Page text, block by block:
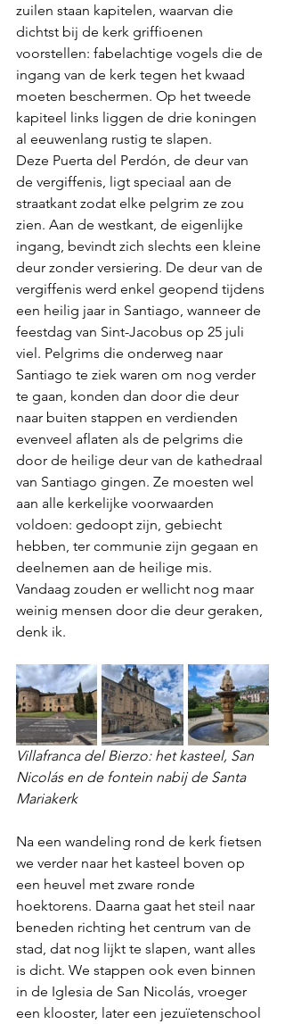
zuilen staan kapitelen, waarvan die
dichtst bij de kerk griffioenen
voorstellen: fabelachtige vogels die de
ingang van de kerk tegen het kwaad
moeten beschermen. Op het tweede
kapiteel links liggen de drie koningen
al eeuwenlang rustig te slapen.
Deze Puerta del Perdón, de deur van
de vergiffenis, ligt speciaal aan de
straatkant zodat elke pelgrim ze zou
zien. Aan de westkant, de eigenlijke
ingang, bevindt zich slechts een kleine
deur zonder versiering. De deur van de
vergiffenis werd enkel geopend tijdens
een heilig jaar in Santiago, wanneer de
feestdag van Sint-Jacobus op 25 juli
viel. Pelgrims die onderweg naar
Santiago te ziek waren om nog verder
te gaan, konden dan door die deur
naar buiten stappen en verdienden
evenveel aflaten als de pelgrims die
door de heilige deur van de kathedraal
van Santiago gingen. Ze moesten wel
aan alle kerkelijke voorwaarden
voldoen: gedoopt zijn, gebiecht
hebben, ter communie zijn gegaan en
deelnemen aan de heilige mis.
Vandaag zouden er wellicht nog maar
weinig mensen door die deur geraken,
denk ik.
Villafranca del Bierzo: het kasteel, San
Nicolás en de fontein nabij de Santa
Mariakerk
Na een wandeling rond de kerk fietsen
we verder naar het kasteel boven op
een heuvel met zware ronde
hoektorens. Daarna gaat het steil naar
beneden richting het centrum van de
stad, dat nog lijkt te slapen, want alles
is dicht. We stappen ook even binnen
in de Iglesia de San Nicolás, vroeger
een klooster, later een jezuïetenschool